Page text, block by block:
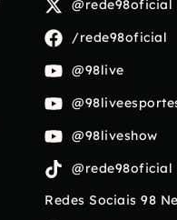
@rede98oficial
/rede98oficial
@98live
@98liveshow
@rede98oficial
Redes Sociais 98